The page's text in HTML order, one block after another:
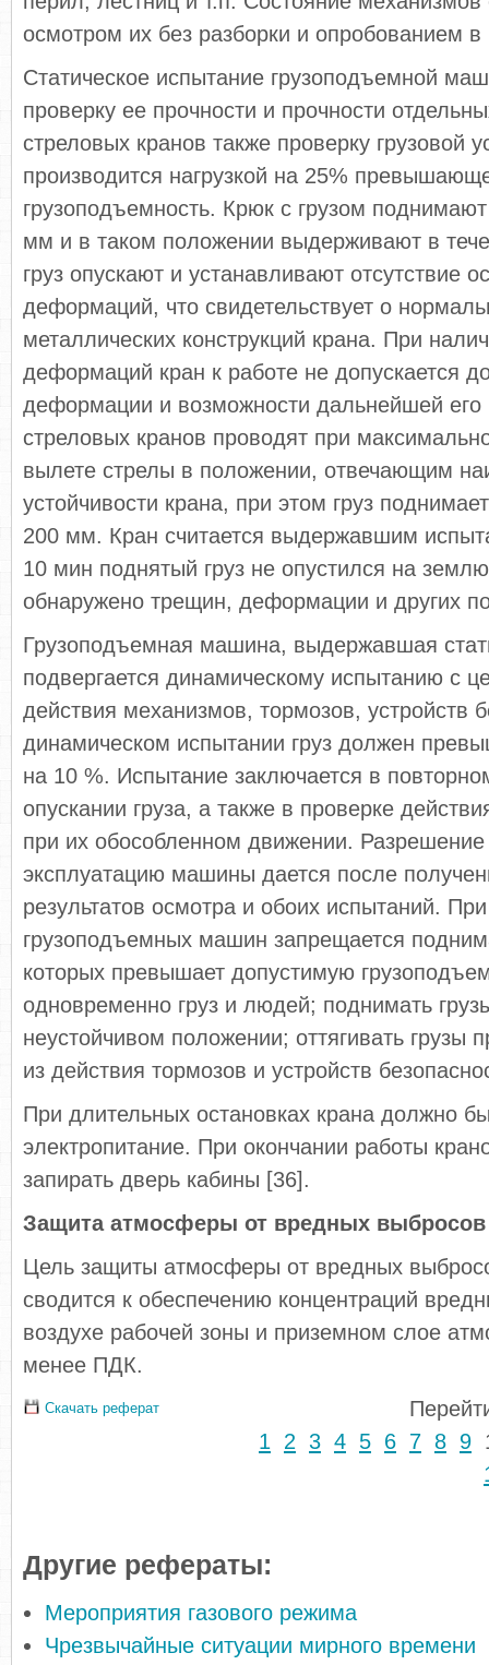
осмотром их без разборки и опробованием в
Статическое испытание грузоподъемной
проверку ее прочности и прочности
стреловых кранов также проверку грузовой
производится нагрузкой на 25%
грузоподъемность. Крюк с грузом
мм и в таком положении выдерживают в
груз опускают и устанавливают отсутствие
деформаций, что свидетельствует о
металлических конструкций крана. При
деформаций кран к работе не допускается
деформации и возможности дальнейшей
стреловых кранов проводят при
вылете стрелы в положении, отвечающим
устойчивости крана, при этом груз
200 мм. Кран считается выдержавшим
10 мин поднятый груз не опустился на
обнаружено трещин, деформации и других
Грузоподъемная машина, выдержавшая
подвергается динамическому испытанию с
действия механизмов, тормозов, устройств
динамическом испытании груз должен
на 10 %. Испытание заключается в
опускании груза, а также в проверке
при их обособленном движении.
эксплуатацию машины дается после
результатов осмотра и обоих испытаний.
грузоподъемных машин запрещается
которых превышает допустимую
одновременно груз и людей; поднимать
неустойчивом положении; оттягивать грузы
из действия тормозов и устройств
При длительных остановках крана должно
электропитание. При окончании работы
запирать дверь кабины [36].
Защита атмосферы от вредных выбросов
Цель защиты атмосферы от вредных
сводится к обеспечению концентраций
воздухе рабочей зоны и приземном слое
менее ПДК.
Скачать реферат
1
2 3 4 5 6 7 8 9
Другие рефераты:
Мероприятия газового режима
Чрезвычайные ситуации мирного времени